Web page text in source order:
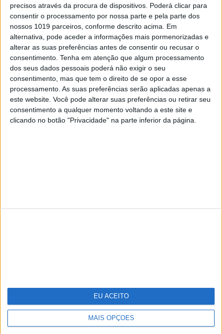
precisos através da procura de dispositivos. Poderá clicar para
consentir o processamento por nossa parte e pela parte dos
nossos 1019 parceiros, conforme descrito acima. Em
alternativa, pode aceder a informações mais pormenorizadas e
alterar as suas preferências antes de consentir ou recusar o
consentimento. Tenha em atenção que algum processamento
dos seus dados pessoais poderá não exigir o seu
consentimento, mas que tem o direito de se opor a esse
processamento. As suas preferências serão aplicadas apenas a
este website. Você pode alterar suas preferências ou retirar seu
consentimento a qualquer momento voltando a este site e
clicando no botão "Privacidade" na parte inferior da página.
MAIS OPÇÕES
EU ACEITO
SITES DO GRUPO TRUST IN NEWS
Visão Visão Se7e